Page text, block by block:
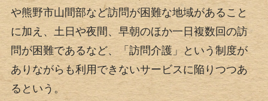
や熊野市山間部など訪問が困難な地域があること
に加え、土日や夜間、早朝のほか一日複数回の訪
問が困難であるなど、「訪問介護」という制度が
ありながらも利用できないサービスに陥りつつあ
るという。